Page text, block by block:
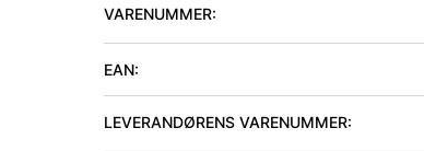
VARENUMMER:
EAN:
LEVERANDØRENS VARENUMMER: